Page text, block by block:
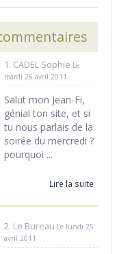
1. CADEL Sophie Le
mardi 26 avril 2011
Salut mon Jean-Fi,
génial ton site, et si
tu nous parlais de la
soirée du mercredi ?
pourquoi ...
Lire la suite
2. Le Bureau Le lundi 25
avril 2011